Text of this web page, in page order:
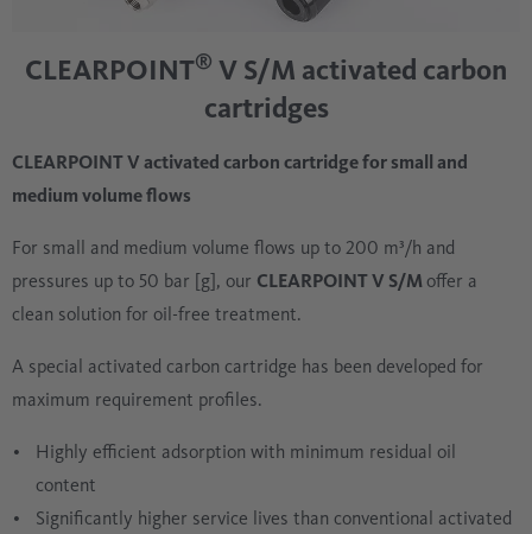
CLEARPOINT® V S/M activated carbon
cartridges
CLEARPOINT V activated carbon cartridge for small and
medium volume flows
For small and medium volume flows up to 200 m³/h and
pressures up to 50 bar [g], our CLEARPOINT V S/M offer a
clean solution for oil-free treatment.
A special activated carbon cartridge has been developed for
maximum requirement profiles.
Highly efficient adsorption with minimum residual oil
content
Significantly higher service lives than conventional activated